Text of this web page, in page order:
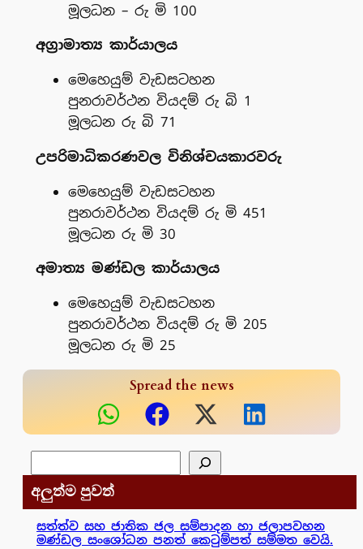
මූලධන – රු මි 100
අග්‍රාමාත්‍ය කාර්යාලය
මෙහෙයුම් වැඩසටහන
පුනරාවර්ථන වියදම් රු බි 1
මූලධන රු බි 71
උපරිමාධිකරණවල විනිශ්චයකාරවරු
මෙහෙයුම් වැඩසටහන
පුනරාවර්ථන වියදම් රු මි 451
මූලධන රු මි 30
අමාත්‍ය මණ්ඩල කාර්යාලය
මෙහෙයුම් වැඩසටහන
පුනරාවර්ථන වියදම් රු මි 205
මූලධන රු මි 25
Spread the news
අලුත්ම පුවත්
සත්ත්ව සහ ජාතික ජල සම්පාදන හා ජලාපවහන
මණ්ඩල සංශෝධන පනත් කෙටුම්පත් සම්මත වෙයි.